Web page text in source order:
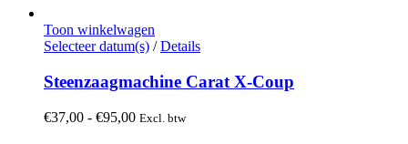
Toon winkelwagen
Selecteer datum(s) Dit
heeft
meerdere
variaties.
Deze
/ Details
Steenzaagmachine Carat X-Coup
€37,00 - €95,00Prijsklasse:
Excl. btw